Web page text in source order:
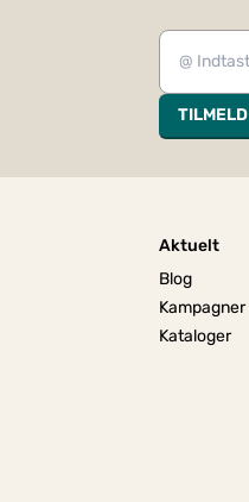
TILMELD
Aktuelt
Blog
Kampagner
Kataloger